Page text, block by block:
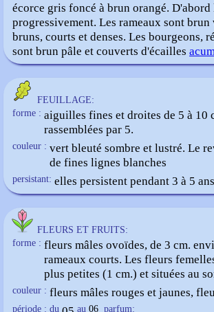
écorce gris foncé à brun orangé.
progressivement. Les rameaux sont
bruns, courts et denses. Les bourgeons,
sont brun pâle et couverts d'écailles
FEUILLAGE:
forme : aiguilles fines et droites de 5 à 10
rassemblées par 5.
couleur : vert bleuté sombre et lustré. Le
de fines lignes blanches
persistant: elles persistent pendant 3 à 5
FLEURS ET FRUITS:
forme : fleurs mâles ovoïdes, de 3 cm.
rameaux courts. Les fleurs
plus petites (1 cm.) et situées au
couleur : fleurs mâles rouges et jaunes,
période : du au 06 parfum: